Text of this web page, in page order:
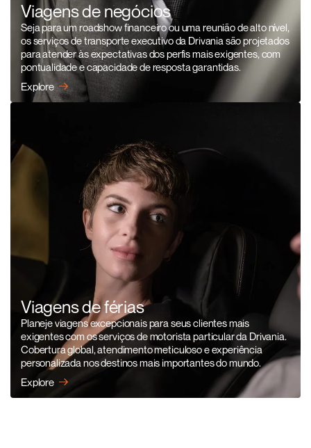
Viagens de negócios
Seja para um roadshow financeiro ou uma reunião de alto nível,
os serviços de transporte executivo da Drivania são projetados
para atender às expectativas dos perfis mais exigentes, com
pontualidade e capacidade de resposta garantidas.
Explore
Viagens de férias
Planeje viagens excepcionais para seus clientes mais
exigentes com os serviços de motorista particular da Drivania.
Cobertura global, atendimento meticuloso e experiência
personalizada nos destinos mais importantes do mundo.
Explore